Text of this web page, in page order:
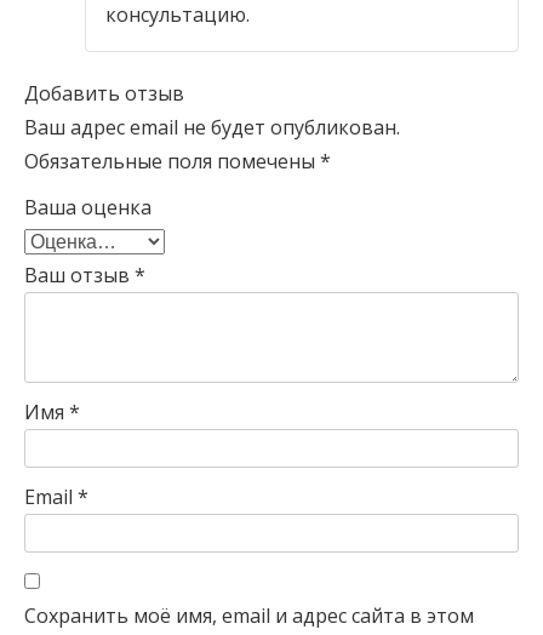
консультацию.
Добавить отзыв
Ваш адрес email не будет опубликован.
Обязательные поля помечены *
Ваша оценка
Ваш отзыв *
Имя *
Email *
Сохранить моё имя, email и адрес сайта в этом